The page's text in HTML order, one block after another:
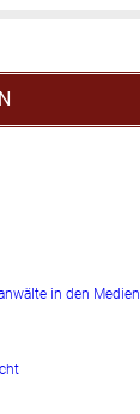
in den Medien